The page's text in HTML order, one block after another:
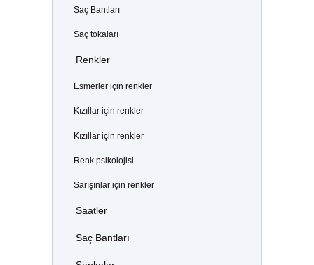
Saç Bantları
Saç tokaları
Renkler
Esmerler için renkler
Kızıllar için renkler
Kızıllar için renkler
Renk psikolojisi
Sarışınlar için renkler
Saatler
Saç Bantları